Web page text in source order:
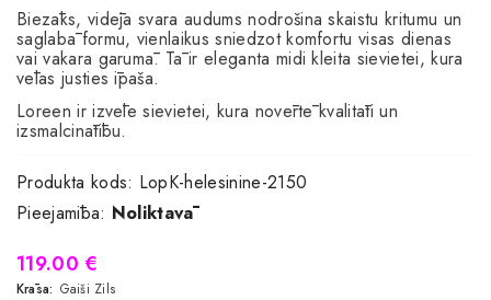
Biezāks, vidēja svara audums nodrošina skaistu kritumu un
saglabā formu, vienlaikus sniedzot komfortu visas dienas
vai vakara garumā. Tā ir eleganta midi kleita sievietei, kura
vēlas justies īpaša.
Loreen ir izvēle sievietei, kura novērtē kvalitāti un
izsmalcinātību.
Produkta kods: LopK-helesinine-2150
Pieejamība: Noliktavā
119.00 €
Krāsa: Gaiši Zils